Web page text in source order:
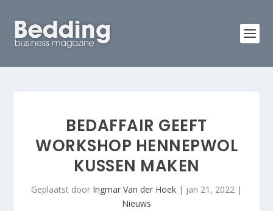
BEDAFFAIR GEEFT
WORKSHOP HENNEPWOL
KUSSEN MAKEN
Geplaatst door Ingmar Van der Hoek | jan 21, 2022 |
Nieuws